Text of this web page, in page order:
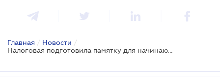
Главная / Новости /
Налоговая подготовила памятку для начинающего ФОПа